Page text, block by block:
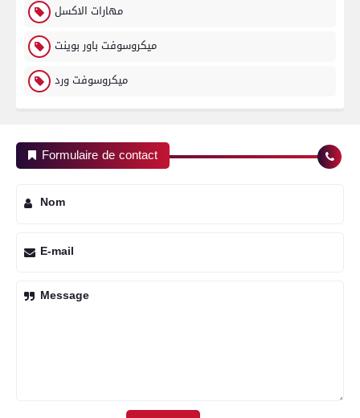
مهارات الاكسل
ميكروسوفت باور بوينت
ميكروسوفت ورد
Formulaire de contact
Nom
E-mail
Message